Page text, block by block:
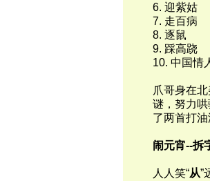
6. 迎紫姑
7. 走百病
8. 逐鼠
9. 踩高跷
10. 中国情
爪哥身在
谜，努力
了两首打油
闹元宵--拆
人人笑“从”